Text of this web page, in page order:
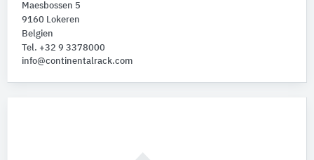
Maesbossen 5
9160 Lokeren
Belgien
Tel. +32 9 3378000
info@continentalrack.com